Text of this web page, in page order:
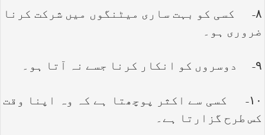
۸- کسی کو بہت ساری میٹنگوں میں شرکت کرنا
ضروری ہو۔
۹- دوسروں کو انکار کرنا جسے نہ آتا ہو۔
۱۰- کسی سے اکثر پوچھتا ہے کہ وہ اپنا وقت
کس طرح گزارتا ہے۔